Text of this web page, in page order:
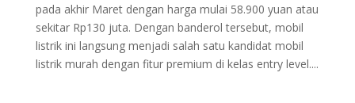
pada akhir Maret dengan harga mulai 58.900 yuan atau
sekitar Rp130 juta. Dengan banderol tersebut, mobil
listrik ini langsung menjadi salah satu kandidat mobil
listrik murah dengan fitur premium di kelas entry level....